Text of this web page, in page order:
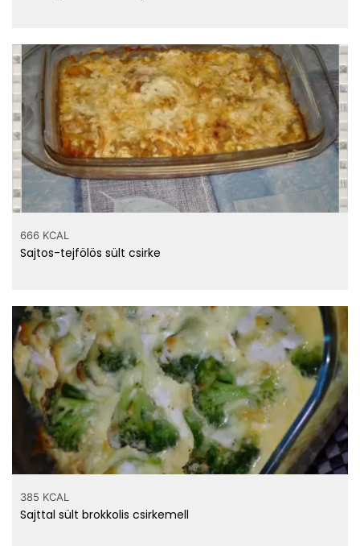
666 KCAL
Sajtos-tejfölös sült csirke
385 KCAL
Sajttal sült brokkolis csirkemell